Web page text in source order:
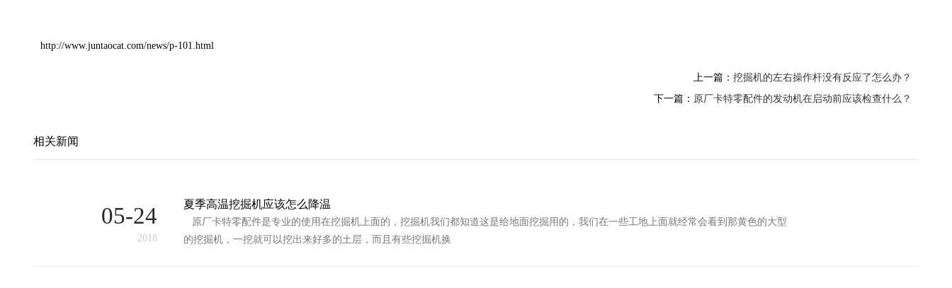
http://www.juntaocat.com/news/p-101.html
上一篇： 挖掘机的左右操作杆没有反应了怎么办？
下一篇： 原厂卡特零配件的发动机在启动前应该检查什么？
相关新闻
05-24
2018
夏季高温挖掘机应该怎么降温
原厂卡特零配件是专业的使用在挖掘机上面的，挖掘机我们都知道这是给地面挖掘用的，我们在一些工地上面就经常会看到那黄色的大型
的挖掘机，一挖就可以挖出来好多的土层，而且有些挖掘机换